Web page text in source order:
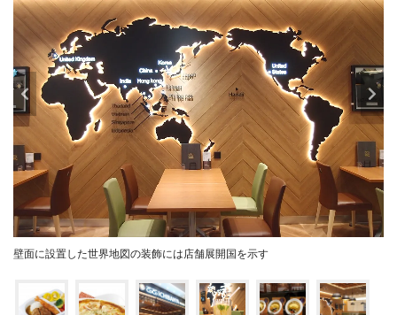
壁面に設置した世界地図の装飾には店舗展開国を示す